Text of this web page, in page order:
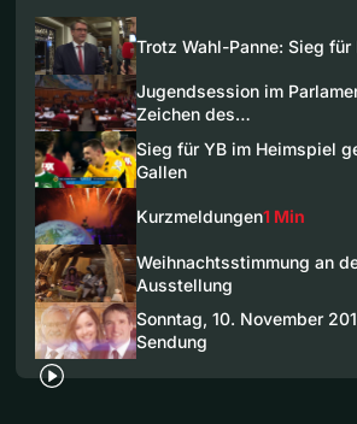
Trotz Wahl-Panne: Sieg für
Jugendsession im
Zeichen des…
Sieg für YB im Heimspiel
Gallen
Kurzmeldungen1 Min
Weihnachtsstimmung an
Ausstellung
Sonntag, 10. November
Sendung